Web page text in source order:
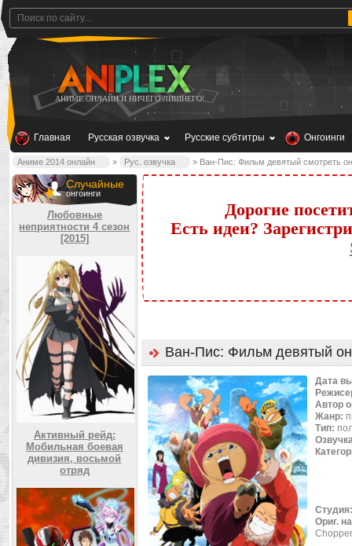
АНИМЕ ОНЛАЙН И НИЧЕГО ЛИШНЕГО!
Главная Русская озвучка Русские субтитры Онгоинги
Аниме 2014 онлайн » Рус. озвучка » Ван-Пис: Фильм девятый смотреть
Случайные
онгоинги
Любовные
неприятности 4 сезон
[2015]
Активный рейд:
Мобильная боевая
дивизия, восьмой
отряд
Дорогие
Есть идеи?
Ван-Пис: Фильм девятый
Дата
Автор
Жанр:
Тип:
Ориг.
Chopper